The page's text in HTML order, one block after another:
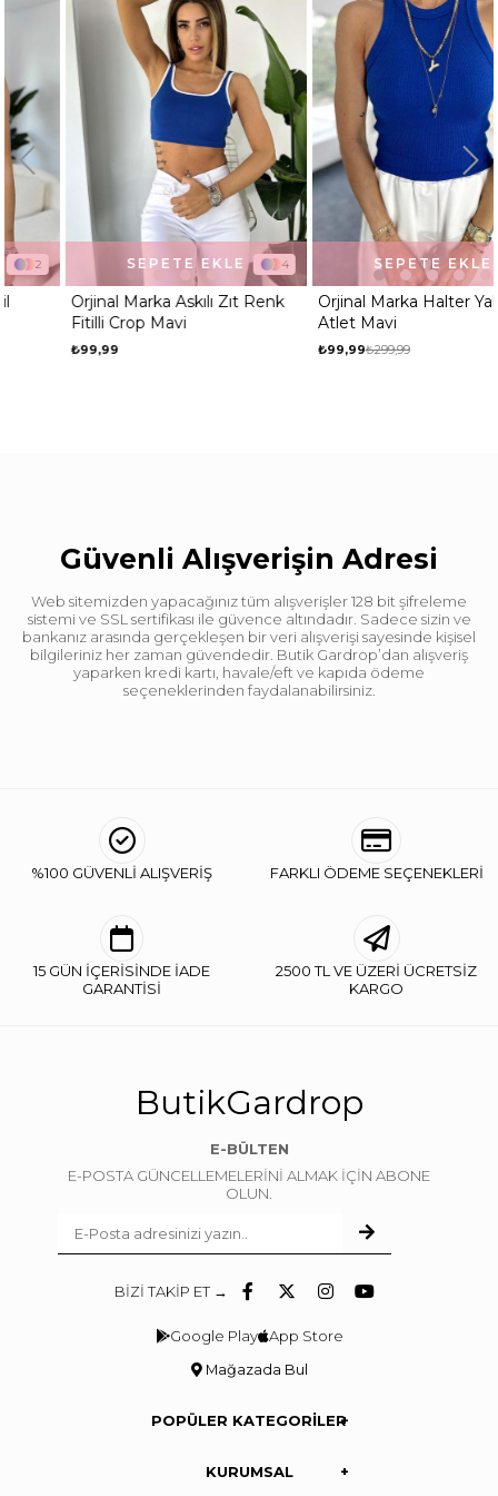
4
Orjinal Marka Askılı Zıt Renk
Fitilli Crop Mavi
SEPETE EKLE 10
Orjinal Marka Halter Yaka Fitilli
Atlet Mavi
₺299,99
SEPETE EKLE
Güvenli Alışverişin Adresi
Web sitemizden yapacağınız tüm alışverişler 128 bit şifreleme
sistemi ve SSL sertifikası ile güvence altındadır. Sadece sizin ve
bankanız arasında gerçekleşen bir veri alışverişi sayesinde kişisel
bilgileriniz her zaman güvendedir. Butik Gardrop’dan alışveriş
yaparken kredi kartı, havale/eft ve kapıda ödeme
seçeneklerinden faydalanabilirsiniz.
%100 GÜVENLİ ALIŞVERİŞ FARKLI ÖDEME SEÇENEKLERİ
15 GÜN İÇERİSİNDE İADE
GARANTİSİ
2500 TL VE ÜZERİ ÜCRETSİZ
KARGO
ButikGardrop
E-BÜLTEN
E-POSTA GÜNCELLEMELERİNİ ALMAK İÇİN ABONE
OLUN.
BİZİ TAKİP ET →
Google Play App Store
Mağazada Bul
POPÜLER KATEGORİLER
KURUMSAL